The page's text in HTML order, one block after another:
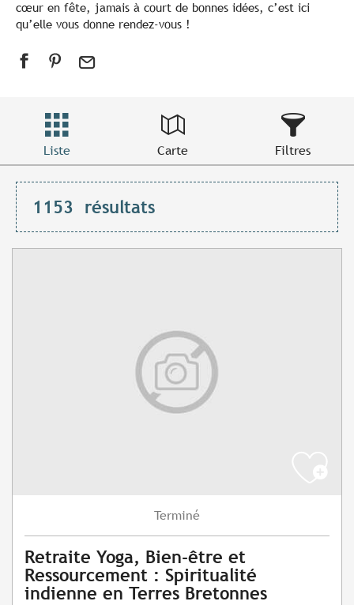
cœur en fête, jamais à court de bonnes idées, c’est ici
qu’elle vous donne rendez-vous !
Liste Carte Filtres
1153 résultats
Terminé
Retraite Yoga, Bien-être et
Ressourcement : Spiritualité
indienne en Terres Bretonnes